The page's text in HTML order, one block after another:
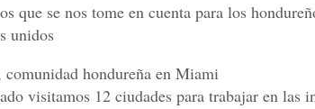
que se nos tome en cuenta para los
unidos
comunidad hondureña en Miami
visitamos 12 ciudades para trabajar en las